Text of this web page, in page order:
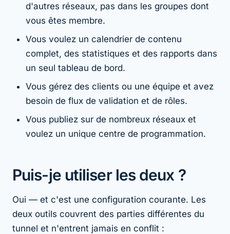
d'autres réseaux, pas dans les groupes dont
vous êtes membre.
Vous voulez un calendrier de contenu
complet, des statistiques et des rapports dans
un seul tableau de bord.
Vous gérez des clients ou une équipe et avez
besoin de flux de validation et de rôles.
Vous publiez sur de nombreux réseaux et
voulez un unique centre de programmation.
Puis-je utiliser les deux ?
Oui — et c'est une configuration courante. Les
deux outils couvrent des parties différentes du
tunnel et n'entrent jamais en conflit :